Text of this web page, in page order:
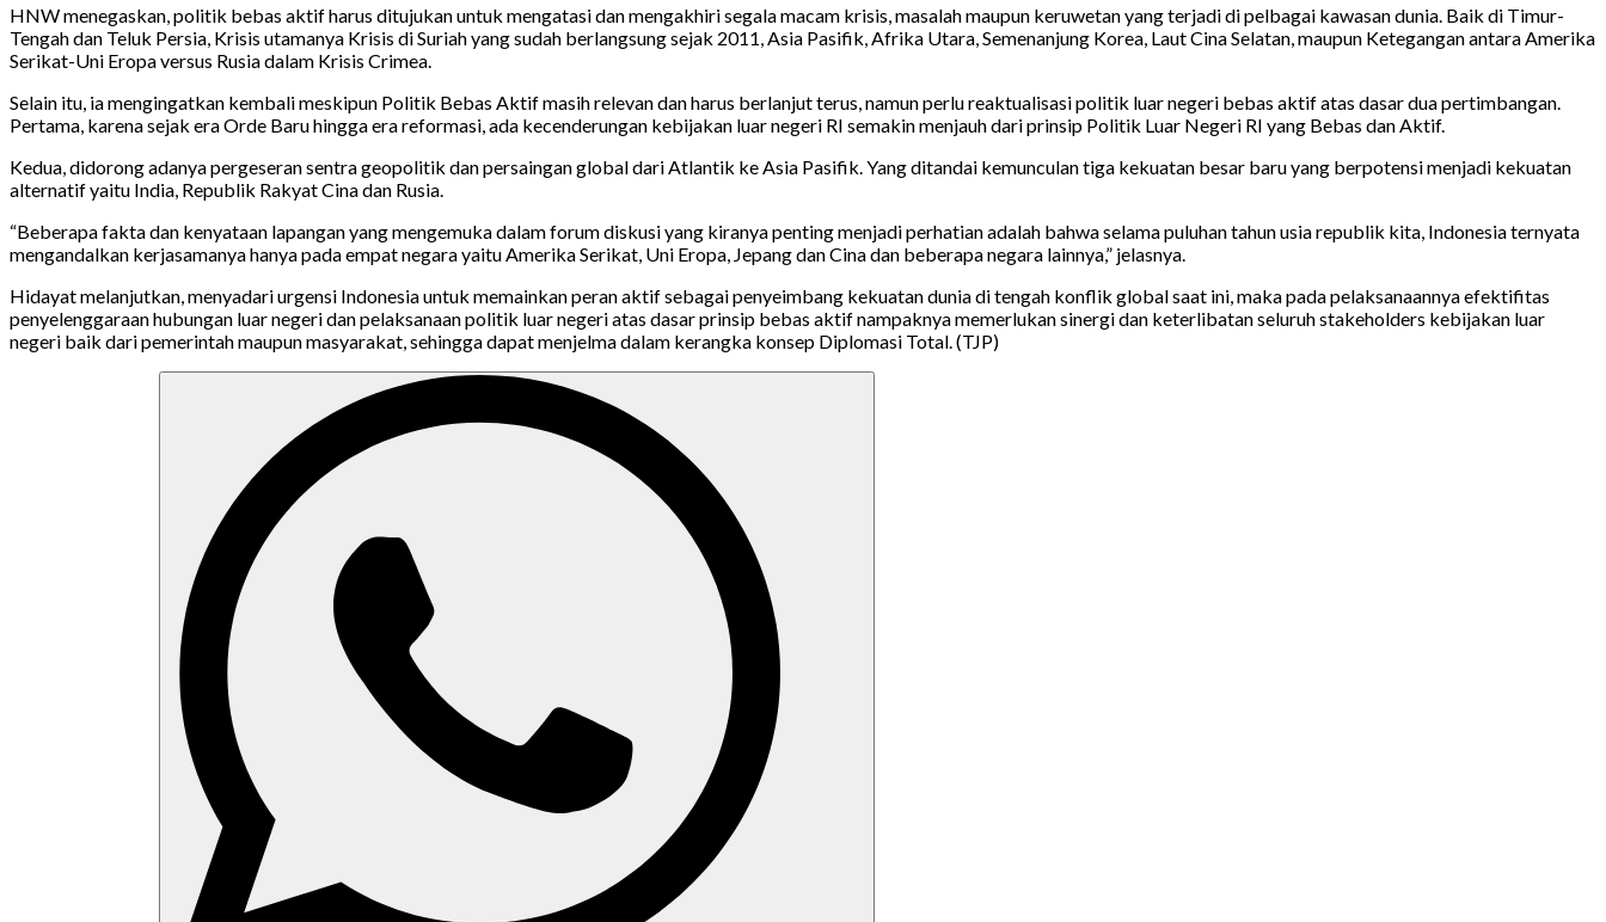
HNW menegaskan, politik bebas aktif harus ditujukan untuk mengatasi dan mengakhiri segala macam krisis, masalah maupun keruwetan yang terjadi di pelbagai kawasan dunia. Baik di Timur-
Tengah dan Teluk Persia, Krisis utamanya Krisis di Suriah yang sudah berlangsung sejak 2011, Asia Pasifik, Afrika Utara, Semenanjung Korea, Laut Cina Selatan, maupun Ketegangan antara Amerika
Serikat-Uni Eropa versus Rusia dalam Krisis Crimea.
Selain itu, ia mengingatkan kembali meskipun Politik Bebas Aktif masih relevan dan harus berlanjut terus, namun perlu reaktualisasi politik luar negeri bebas aktif atas dasar dua pertimbangan.
Pertama, karena sejak era Orde Baru hingga era reformasi, ada kecenderungan kebijakan luar negeri RI semakin menjauh dari prinsip Politik Luar Negeri RI yang Bebas dan Aktif.
Kedua, didorong adanya pergeseran sentra geopolitik dan persaingan global dari Atlantik ke Asia Pasifik. Yang ditandai kemunculan tiga kekuatan besar baru yang berpotensi menjadi kekuatan
alternatif yaitu India, Republik Rakyat Cina dan Rusia.
“Beberapa fakta dan kenyataan lapangan yang mengemuka dalam forum diskusi yang kiranya penting menjadi perhatian adalah bahwa selama puluhan tahun usia republik kita, Indonesia ternyata
mengandalkan kerjasamanya hanya pada empat negara yaitu Amerika Serikat, Uni Eropa, Jepang dan Cina dan beberapa negara lainnya,” jelasnya.
Hidayat melanjutkan, menyadari urgensi Indonesia untuk memainkan peran aktif sebagai penyeimbang kekuatan dunia di tengah konflik global saat ini, maka pada pelaksanaannya efektifitas
penyelenggaraan hubungan luar negeri dan pelaksanaan politik luar negeri atas dasar prinsip bebas aktif nampaknya memerlukan sinergi dan keterlibatan seluruh stakeholders kebijakan luar
negeri baik dari pemerintah maupun masyarakat, sehingga dapat menjelma dalam kerangka konsep Diplomasi Total. (TJP)